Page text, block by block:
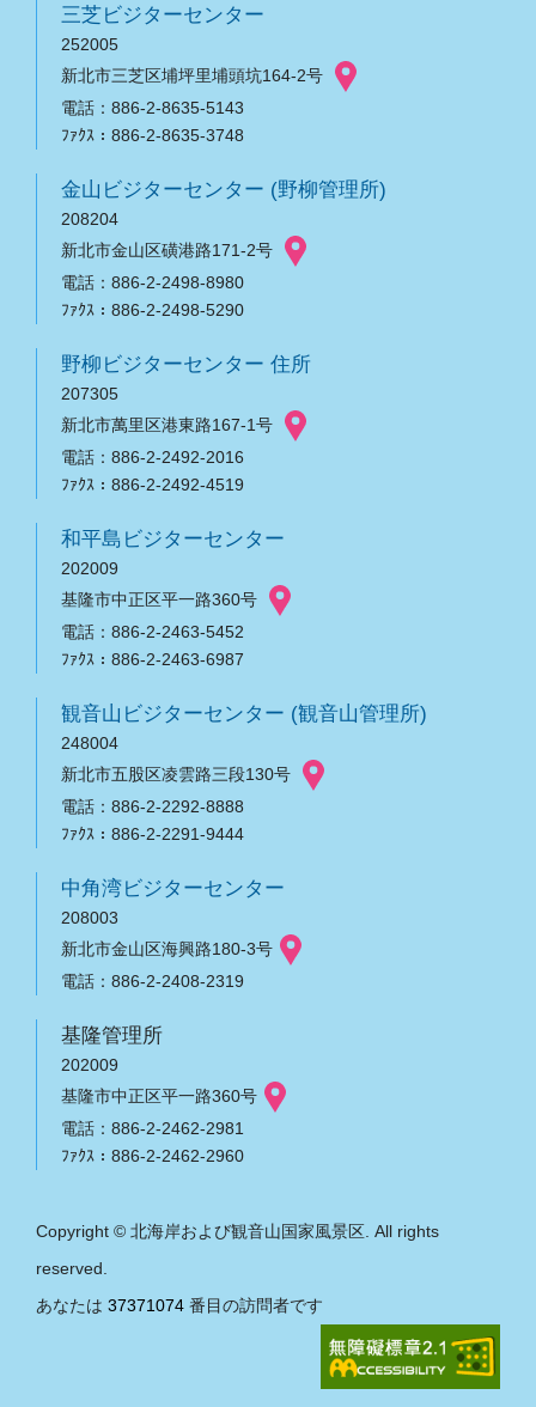
三芝ビジターセンター
252005
新北市三芝区埔坪里埔頭坑164-2号
電話：886-2-8635-5143
ﾌｧｸｽ：886-2-8635-3748
金山ビジターセンター (野柳管理所)
208204
新北市金山区磺港路171-2号
電話：886-2-2498-8980
ﾌｧｸｽ：886-2-2498-5290
野柳ビジターセンター 住所
207305
新北市萬里区港東路167-1号
電話：886-2-2492-2016
ﾌｧｸｽ：886-2-2492-4519
和平島ビジターセンター
202009
基隆市中正区平一路360号
電話：886-2-2463-5452
ﾌｧｸｽ：886-2-2463-6987
観音山ビジターセンター (観音山管理所)
248004
新北市五股区凌雲路三段130号
電話：886-2-2292-8888
ﾌｧｸｽ：886-2-2291-9444
中角湾ビジターセンター
208003
新北市金山区海興路180-3号
電話：886-2-2408-2319
基隆管理所
202009
基隆市中正区平一路360号
電話：886-2-2462-2981
ﾌｧｸｽ：886-2-2462-2960
Copyright © 北海岸および観音山国家風景区. All rights
reserved.
あなたは 37371074 番目の訪問者です